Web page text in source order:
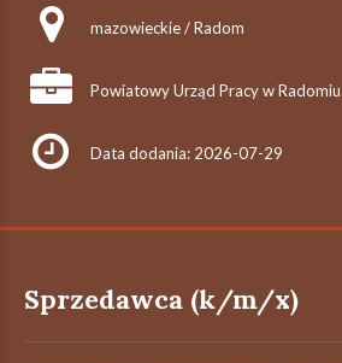
mazowieckie / Radom
Powiatowy Urząd Pracy w Radomiu
Data dodania: 2026-07-29
Sprzedawca (k/m/x)